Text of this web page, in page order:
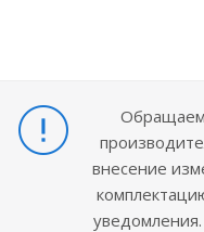
внесение